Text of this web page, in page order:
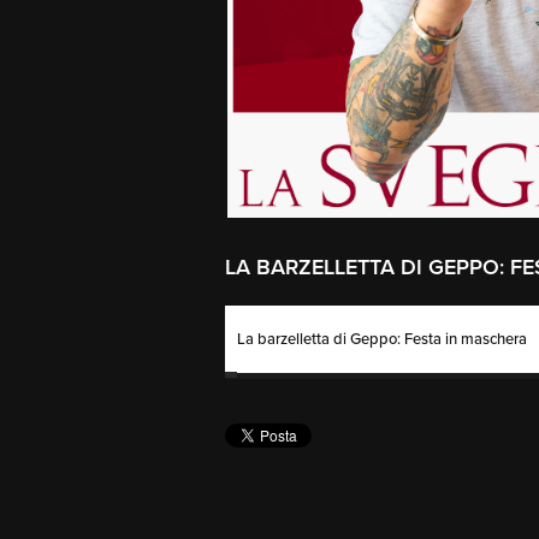
LA BARZELLETTA DI GEPPO:
La barzelletta di Geppo: Festa in maschera